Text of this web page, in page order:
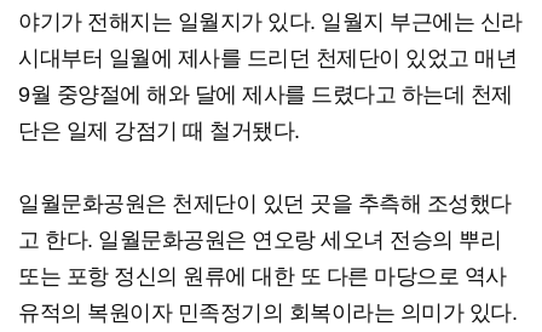
야기가 전해지는 일월지가 있다. 일월지 부근에는 신라
시대부터 일월에 제사를 드리던 천제단이 있었고 매년
9월 중양절에 해와 달에 제사를 드렸다고 하는데 천제
단은 일제 강점기 때 철거됐다.
일월문화공원은 천제단이 있던 곳을 추측해 조성했다
고 한다. 일월문화공원은 연오랑 세오녀 전승의 뿌리
또는 포항 정신의 원류에 대한 또 다른 마당으로 역사
유적의 복원이자 민족정기의 회복이라는 의미가 있다.